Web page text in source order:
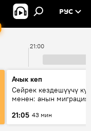
РУС
21:00
Ачык кеп
Сейрек кездешүүчү
менен: анын
21:05 43 мин